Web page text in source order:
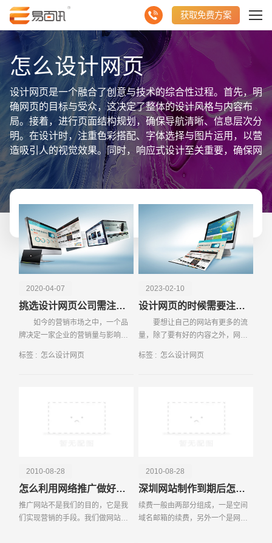
获取免费方案
怎么设计网页
设计网页是一个融合了创意与技术的综合性过程。首先，明
确网页的目标与受众，这决定了整体的设计风格与内容布
局。接着，进行页面结构规划，确保导航清晰、信息层次分
明。在设计时，注重色彩搭配、字体选择与图片运用，以营
造吸引人的视觉效果。同时，响应式设计至关重要，确保网
页在不同设备和屏幕尺寸上都能良好显示。聚合数据信息显
示，优秀的网页设计还需关注用户体验，包括页面加载速
度、交互设计的便捷性等。此外，遵循Web标准与最佳实
践，提高网页的可访问性与兼容性。总之，设计网页是一个
不断迭代与优化的过程，需要结合用户需求、技术趋势与品
牌策略，创造出既美观又实用的在线平台，以实现最佳的传
播效果与用户体验。
2020-04-07
挑选设计网页公司需注意什么细节
如今的营销市场之中，一个品
牌决定一家企业的营销量与影响
己的品牌，也都知道：仅有一个企
标签 : 怎么设计网页
2023-02-10
设计网页的时候需要注意什么问题
要想让自己的网站有更多的流
量，除了要有好的内容之外，网页
的时候需要注意什么问题呢？下面
标签 : 怎么设计网页
2010-08-28
怎么利用网络推广做好产品营销
推广网站不是我们的目的，它是我
们实现营销的手段。我们做网站推
2010-08-28
深圳网站制作到期后怎么续费？
续费一般由两部分组成，一是空间
域名邮箱的续费，另外一个是网站
请输入您的公司名称 名字